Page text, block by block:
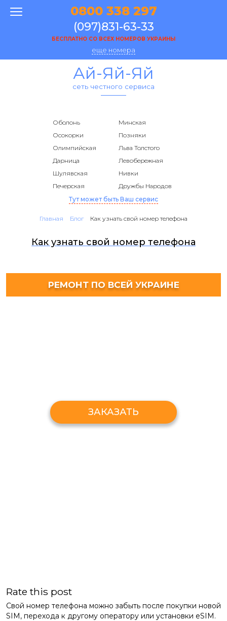
0800 338 297
(097)831-63-33
БЕСПЛАТНО СО ВСЕХ НОМЕРОВ УКРАИНЫ
еще номера
Ай-Яй-Яй
сеть честного сервиса
Оболонь
Минская
Осокорки
Позняки
Олимпийская
Льва Толстого
Дарница
Левобережная
Шулявская
Нивки
Печерская
Дружбы Народов
Тут может быть Ваш сервис
Главная Блог Как узнать свой номер телефона
Как узнать свой номер телефона
РЕМОНТ ПО ВСЕЙ УКРАИНЕ
ЗАКАЗАТЬ
Rate this post
Свой номер телефона можно забыть после покупки новой
SIM, перехода к другому оператору или установки eSIM.